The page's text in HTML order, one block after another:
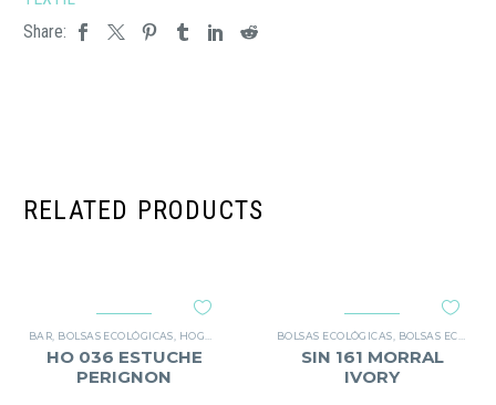
Share:
RELATED PRODUCTS
BAR BOLSAS ECOLÓGICAS HOGAR
HO 036 ESTUCHE
PERIGNON
BOLSAS ECOLÓGICAS BOLSAS ECOLÓGICAS
SIN 161 MORRAL
IVORY